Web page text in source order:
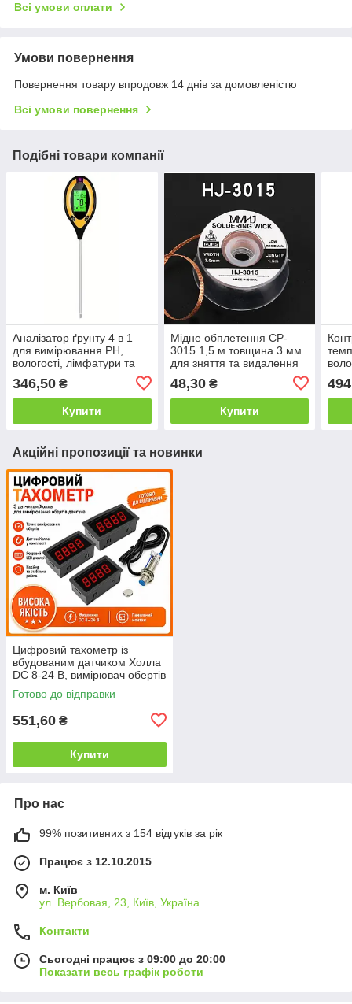
Всі умови оплати
Умови повернення
Повернення товару впродовж 14 днів за домовленістю
Всі умови повернення
Подібні товари компанії
Аналізатор ґрунту 4 в 1
для вимірювання PH,
вологості, лімфатури та
346,50 ₴
Купити
Мідне обплетення CP-
3015 1,5 м товщина 3 мм
для зняття та видалення
48,30₴
Купити
Акційні пропозиції та новинки
Цифровий тахометр із
вбудованим датчиком Холла
DC 8-24 В, вимірювач обертів
двигуна
Готово до відправки
551,60 ₴
Купити
Про нас
99% позитивних з 154 відгуків за рік
Працює з 12.10.2015
м. Київ
ул. Вербовая, 23, Київ, Україна
Контакти
Сьогодні працює з 09:00 до 20:00
Показати весь графік роботи